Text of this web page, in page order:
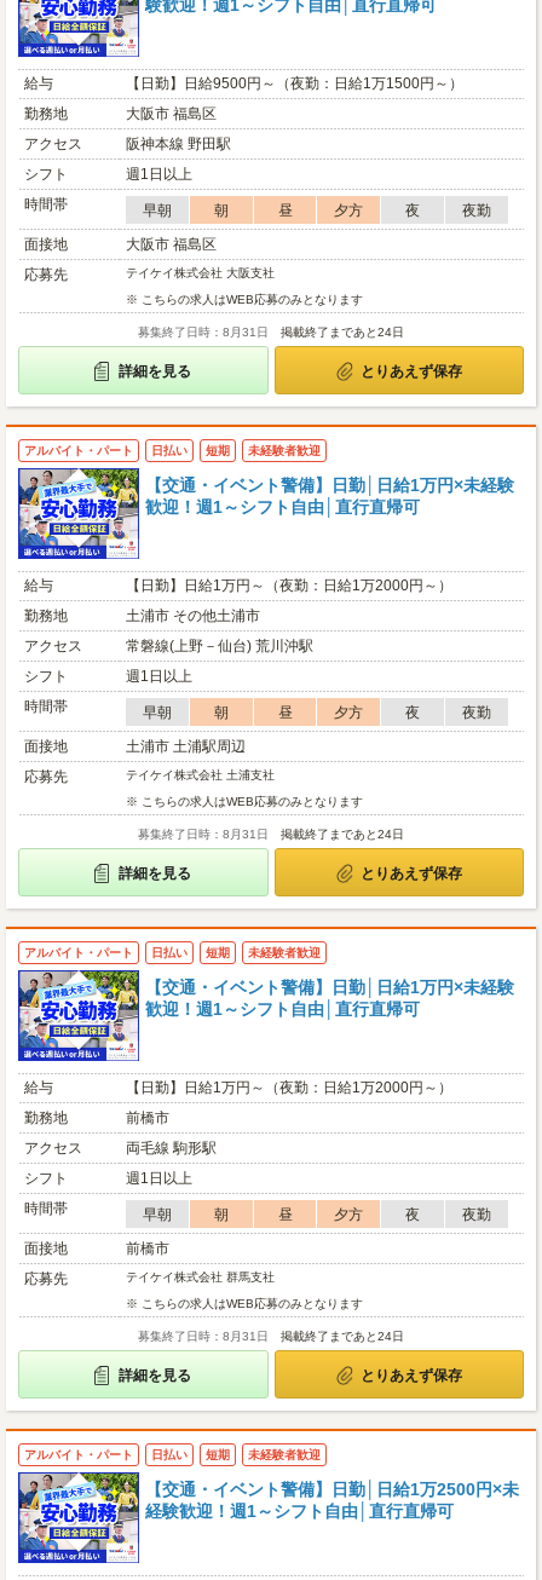
験歓迎！週1～シフト自由│直行直帰可
給与
【日勤】日給9500円～（夜勤：日給1万1500円～）
勤務地
大阪市 福島区
アクセス
阪神本線 野田駅
シフト
週1日以上
時間帯
早朝 朝 昼 夕方 夜
夜勤
面接地
大阪市 福島区
応募先
テイケイ株式会社 大阪支社
※ こちらの求人はWEB応募のみとなります
募集終了日時：8月31日 掲載終了まであと24日
詳細を見る とりあえず保存
アルバイト・パート 日払い 短期 未経験者歓迎
【交通・イベント警備】日勤│日給1万円×未経験
歓迎！週1～シフト自由│直行直帰可
給与
【日勤】日給1万円～（夜勤：日給1万2000円～）
勤務地
土浦市 その他土浦市
アクセス
常磐線(上野－仙台) 荒川沖駅
シフト
週1日以上
時間帯
早朝 朝 昼 夕方 夜
夜勤
面接地
土浦市 土浦駅周辺
応募先
テイケイ株式会社 土浦支社
※ こちらの求人はWEB応募のみとなります
募集終了日時：8月31日 掲載終了まであと24日
詳細を見る とりあえず保存
アルバイト・パート 日払い 短期 未経験者歓迎
【交通・イベント警備】日勤│日給1万円×未経験
歓迎！週1～シフト自由│直行直帰可
給与
【日勤】日給1万円～（夜勤：日給1万2000円～）
勤務地
前橋市
アクセス
両毛線 駒形駅
シフト
週1日以上
時間帯
早朝 朝 昼 夕方 夜
夜勤
面接地
前橋市
応募先
テイケイ株式会社 群馬支社
※ こちらの求人はWEB応募のみとなります
募集終了日時：8月31日 掲載終了まであと24日
詳細を見る とりあえず保存
アルバイト・パート 日払い 短期 未経験者歓迎
【交通・イベント警備】日勤│日給1万2500円×未
経験歓迎！週1～シフト自由│直行直帰可